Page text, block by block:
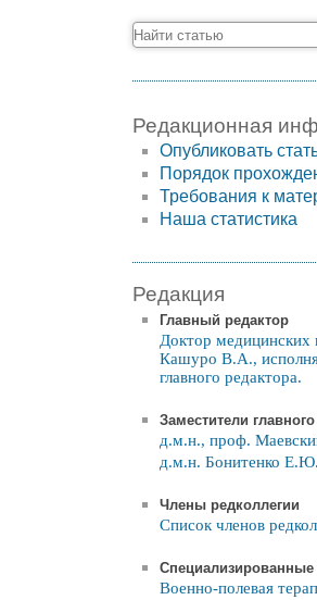
Редакционная
Опубликовать
Порядок
Требования к
Наша статистика
Редакция
Главный редактор
Доктор медицинских
Кашуро В.А.,
главного редактора.
Заместители
д.м.н., проф.
д.м.н. Бонитенко Е.Ю.
Члены редколлегии
Список членов
Специализированные
Военно-полевая